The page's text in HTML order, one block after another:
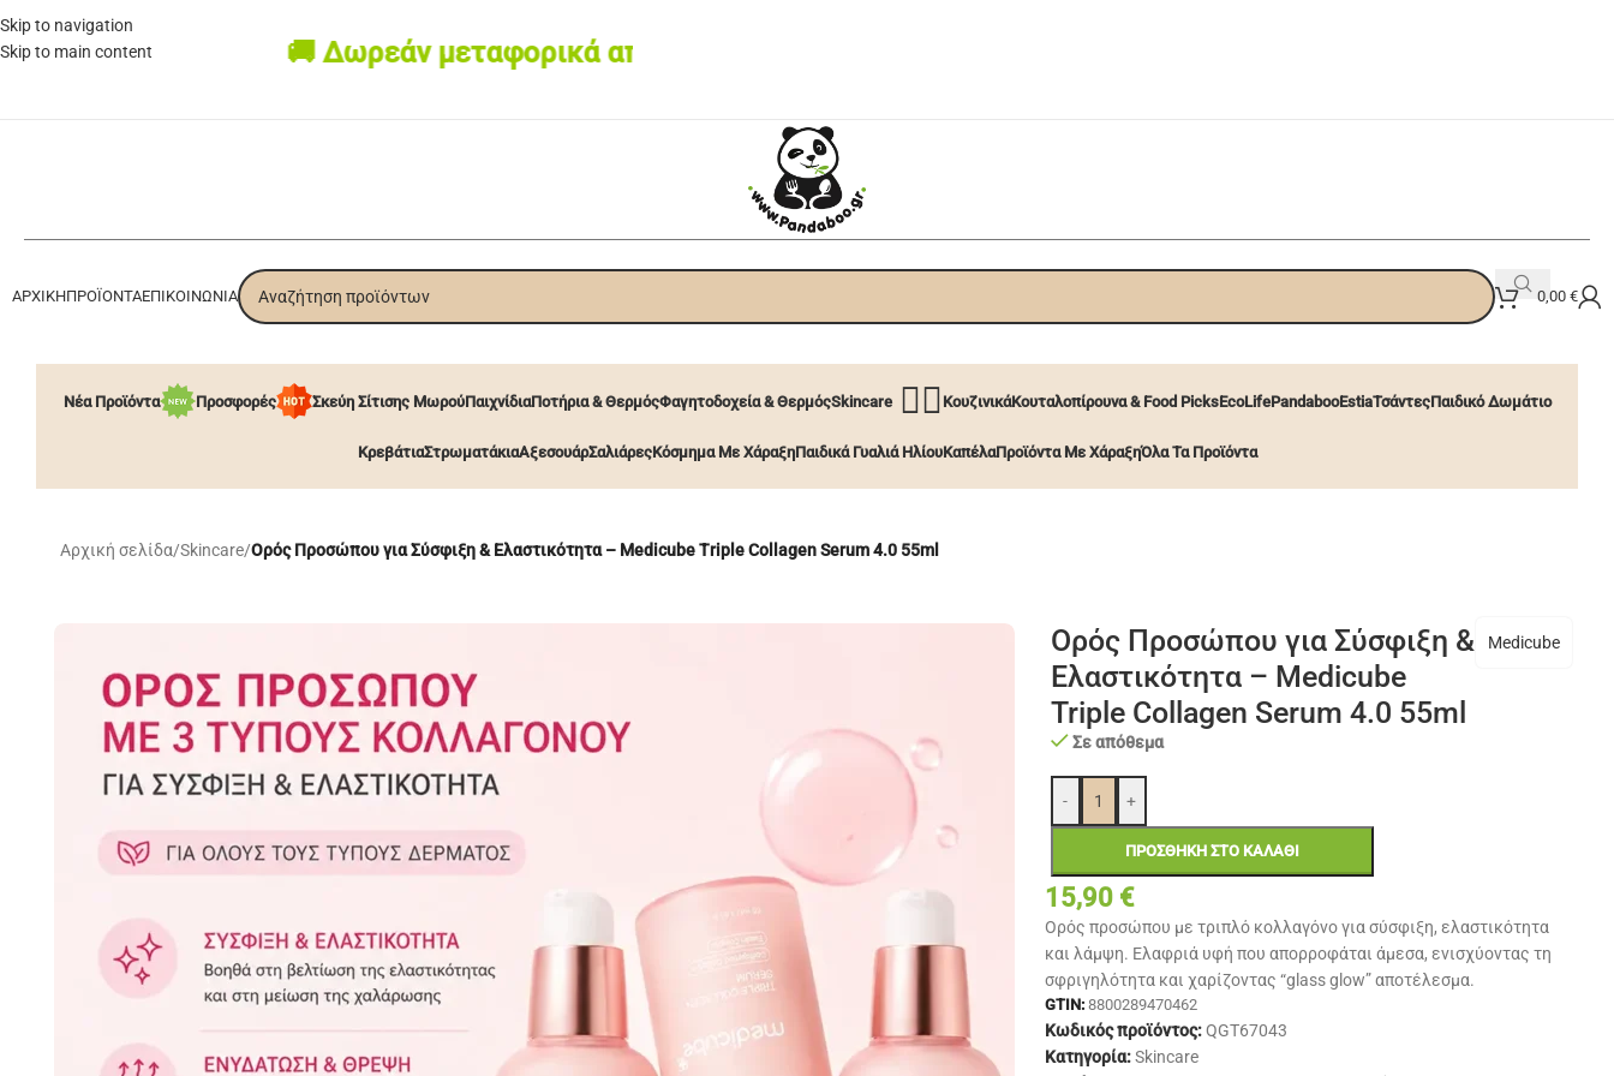
Skip to navigation
Skip to main content
🚚 Δωρεάν μεταφορικά από 60€ • Box now με 2€
ΑΡΧΙΚΉΠΡΟΪΌΝΤΑΕΠΙΚΟΙΝΩΝΊΑ 0,00 €
Νέα Προϊόντα Προσφορές Σκεύη Σίτισης ΜωρούΠαιχνίδιαΠοτήρια & ΘερμόςΦαγητοδοχεία & ΘερμόςSkincare 🧖‍♀️ ΚουζινικάΚουταλοπίρουνα & Food PicksEcoLifePandabooEstiaΤσάντεςΠαιδικό Δωμάτιο
ΚρεβάτιαΣτρωματάκιαΑξεσουάρΣαλιάρεςΚόσμημα Με ΧάραξηΠαιδικά Γυαλιά ΗλίουΚαπέλαΠροϊόντα Με ΧάραξηΌλα Τα Προϊόντα
Αρχική σελίδα/Skincare/Ορός Προσώπου για Σύσφιξη & Ελαστικότητα – Medicube Triple Collagen Serum 4.0 55ml
Ορός Προσώπου για Σύσφιξη &
Ελαστικότητα – Medicube
Triple Collagen Serum 4.0 55ml
Medicube
Σε απόθεμα
- +
ΠΡΟΣΘΉΚΗ ΣΤΟ ΚΑΛΆΘΙ
15,90 €
Ορός προσώπου με τριπλό κολλαγόνο για σύσφιξη, ελαστικότητα
και λάμψη. Ελαφριά υφή που απορροφάται άμεσα, ενισχύοντας τη
σφριγηλότητα και χαρίζοντας “glass glow” αποτέλεσμα.
GTIN: 8800289470462
Κωδικός προϊόντος:QGT67043
Κατηγορία: Skincare